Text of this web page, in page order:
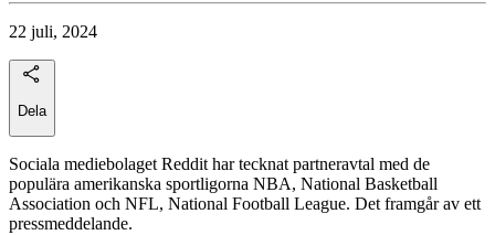
22 juli, 2024
Dela
Sociala mediebolaget Reddit har tecknat partneravtal med de
populära amerikanska sportligorna NBA, National Basketball
Association och NFL, National Football League. Det framgår av ett
pressmeddelande.